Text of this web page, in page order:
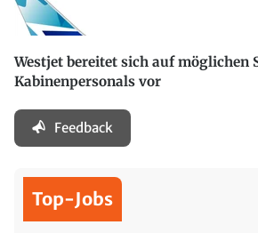
Westjet bereitet sich auf möglichen
Kabinenpersonals vor
Feedback
Top-Jobs